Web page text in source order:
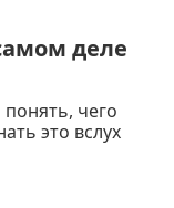
деле
чего
это вслух